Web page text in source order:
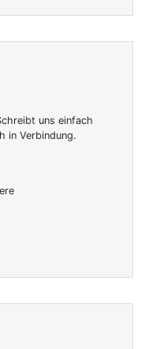
uns einfach
in Verbindung.